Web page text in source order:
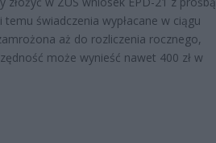
świadczenia wypłacane w ciągu
aż do rozliczenia rocznego,
może wynieść nawet 400 zł w